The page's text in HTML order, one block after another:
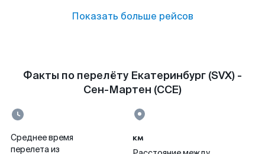
Показать больше рейсов
Факты по перелёту Екатеринбург (SVX) -
Сен-Мартен (CCE)
Среднее время
перелета из
км